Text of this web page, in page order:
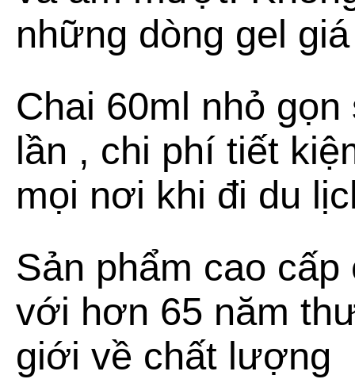
những dòng gel
Chai 60ml nhỏ
lần , chi phí tiết
mọi nơi khi đi du
Sản phẩm cao
với hơn 65 năm
giới về chất lượng